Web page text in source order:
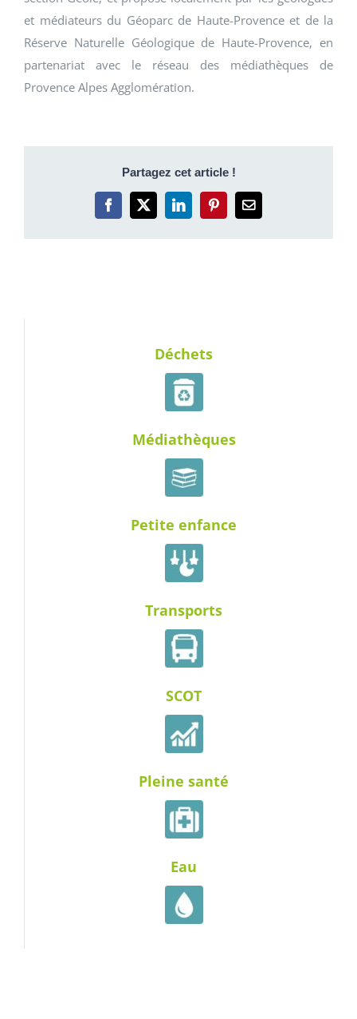
et médiateurs du Géoparc de Haute-Provence et de la
Réserve Naturelle Géologique de Haute-Provence, en
partenariat avec le réseau des médiathèques de
Provence Alpes Agglomération.
Partagez cet article !
Facebook
X LinkedInPinterestEmail
Déchets
Médiathèques
Petite enfance
Transports
SCOT
Pleine santé
Eau